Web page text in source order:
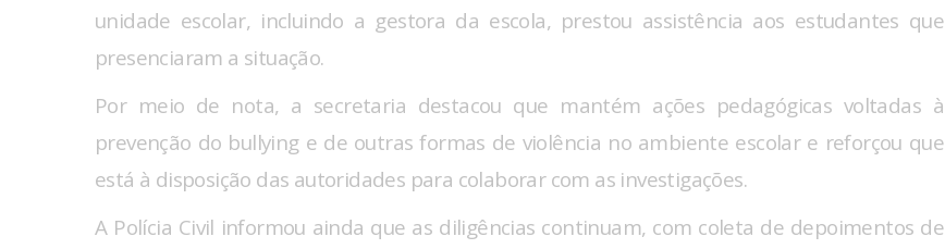
unidade escolar, incluindo a gestora da escola, prestou assistência aos estudantes que
presenciaram a situação.
Por meio de nota, a secretaria destacou que mantém ações pedagógicas voltadas à
prevenção do bullying e de outras formas de violência no ambiente escolar e reforçou que
está à disposição das autoridades para colaborar com as investigações.
A Polícia Civil informou ainda que as diligências continuam, com coleta de depoimentos de